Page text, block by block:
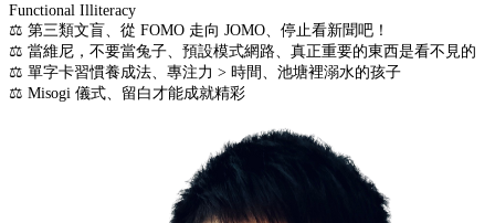
Functional Illiteracy
⚖️ 第三類文盲、從 FOMO 走向 JOMO、停止看新聞吧！
⚖️ 當維尼，不要當兔子、預設模式網路、真正重要的東西是看不見的
⚖️ 單字卡習慣養成法、專注力 > 時間、池塘裡溺水的孩子
⚖️ Misogi 儀式、留白才能成就精彩